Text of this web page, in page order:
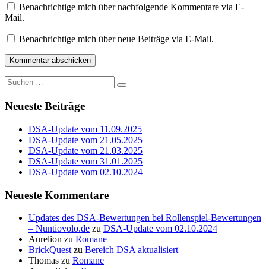
Benachrichtige mich über nachfolgende Kommentare via E-
Mail.
Benachrichtige mich über neue Beiträge via E-Mail.
Suche
nach:
Neueste Beiträge
DSA-Update vom 11.09.2025
DSA-Update vom 21.05.2025
DSA-Update vom 21.03.2025
DSA-Update vom 31.01.2025
DSA-Update vom 02.10.2024
Neueste Kommentare
Updates des DSA-Bewertungen bei Rollenspiel-Bewertungen
– Nuntiovolo.de zu DSA-Update vom 02.10.2024
Aurelion zu Romane
BrickQuest zu Bereich DSA aktualisiert
Thomas zu Romane